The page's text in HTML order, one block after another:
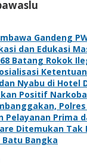
Gandeng
dan Edukasi
Batang Rokok
Nyabu di Hotel
Positif Narkoba
Pelayanan Prima
Ditemukan
Bangka